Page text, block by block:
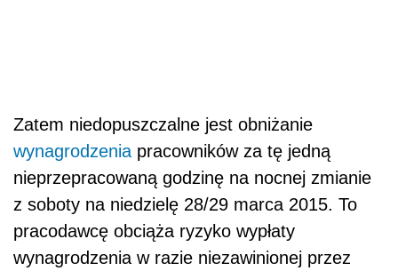
Zatem niedopuszczalne jest obniżanie
wynagrodzenia pracowników za tę jedną
nieprzepracowaną godzinę na nocnej zmianie
z soboty na niedzielę 28/29 marca 2015. To
pracodawcę obciąża ryzyko wypłaty
wynagrodzenia w razie niezawinionej przez